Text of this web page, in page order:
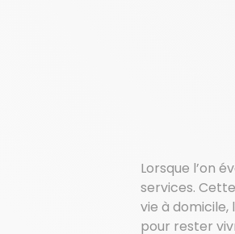
Lorsque l’on
services.
vie à domicile,
pour rester